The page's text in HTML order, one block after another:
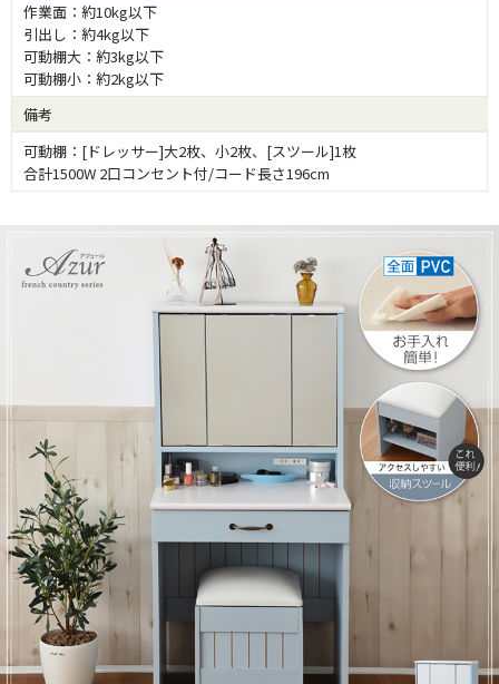
作業面：約10kg以下
引出し：約4kg以下
可動棚大：約3kg以下
可動棚小：約2kg以下
備考
可動棚：[ドレッサー]大2枚、小2枚、[スツール]1枚
合計1500W 2口コンセント付/コード長さ196cm